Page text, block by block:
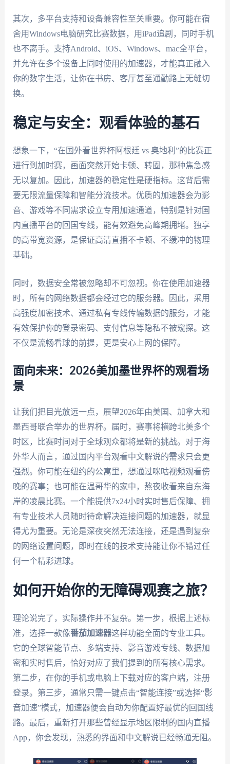
其次，多平台支持和设备兼容性至关重要。你可能在宿
舍用Windows电脑研究比赛数据，用iPad追剧，同时手机
也不离手。支持Android、iOS、Windows、mac全平台，
并允许在多个设备上同时使用的加速器，才能真正融入
你的数字生活，让你在书房、客厅甚至通勤路上无缝切
换。
稳定与安全：观看体验的基石
想象一下，“在国外看世界杯阿根廷 vs 奥地利”的比赛正
进行到加时赛，画面突然开始卡顿、转圈，那种焦急感
无以复加。因此，加速器的稳定性是硬指标。这背后需
要无限流量保障和智能分流技术。优质的加速器会为影
音、游戏等不同需求设立专用加速通道，特别是针对国
内直播平台的回国专线，能有效避免高峰期拥堵。独享
的高带宽资源，是保证高清直播不卡顿、不缓冲的物理
基础。
同时，数据安全常被忽略却不可忽视。你在使用加速器
时，所有的网络数据都会经过它的服务器。因此，采用
高强度加密技术、通过私有专线传输数据的服务，才能
有效保护你的登录密码、支付信息等隐私不被窥探。这
不仅是流畅看球的前提，更是安心上网的保障。
面向未来：2026美加墨世界杯的观看场
景
让我们把目光放远一点，展望2026年由美国、加拿大和
墨西哥联合举办的世界杯。届时，赛事将横跨北美多个
时区，比赛时间对于全球观众都将是新的挑战。对于海
外华人而言，通过国内平台观看中文解说的需求只会更
强烈。你可能在纽约的公寓里，想通过咪咕视频观看傍
晚的赛事；也可能在温哥华的家中，熬夜收看来自东海
岸的凌晨比赛。一个能提供7x24小时实时售后保障、拥
有专业技术人员随时待命解决连接问题的加速器，就显
得尤为重要。无论是深夜突然无法连接，还是遇到复杂
的网络设置问题，即时在线的技术支持能让你不错过任
何一个精彩进球。
如何开始你的无障碍观赛之旅？
理论说完了，实际操作并不复杂。第一步，根据上述标
准，选择一款像番茄加速器这样功能全面的专业工具。
它的全球智能节点、多端支持、影音游戏专线、数据加
密和实时售后，恰好对应了我们提到的所有核心需求。
第二步，在你的手机或电脑上下载对应的客户端，注册
登录。第三步，通常只需一键点击“智能连接”或选择“影
音加速”模式，加速器便会自动为你配置好最优的回国线
路。最后，重新打开那些曾经显示地区限制的国内直播
App，你会发现，熟悉的界面和中文解说已经畅通无阻。